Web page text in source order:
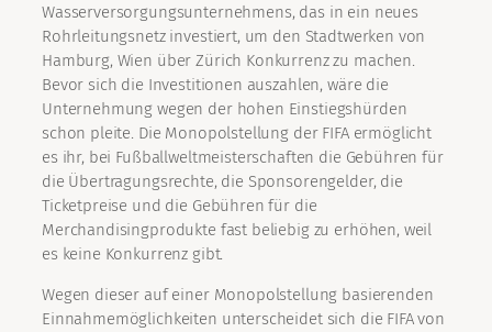
Wasserversorgungsunternehmens, das in ein neues
Rohrleitungsnetz investiert, um den Stadtwerken von
Hamburg, Wien über Zürich Konkurrenz zu machen.
Bevor sich die Investitionen auszahlen, wäre die
Unternehmung wegen der hohen Einstiegshürden
schon pleite. Die Monopolstellung der FIFA ermöglicht
es ihr, bei Fußballweltmeisterschaften die Gebühren für
die Übertragungsrechte, die Sponsorengelder, die
Ticketpreise und die Gebühren für die
Merchandisingprodukte fast beliebig zu erhöhen, weil
es keine Konkurrenz gibt.
Wegen dieser auf einer Monopolstellung basierenden
Einnahmemöglichkeiten unterscheidet sich die FIFA von